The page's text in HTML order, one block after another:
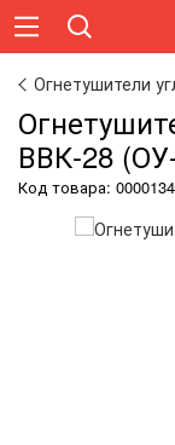
Огнетушители
ВВК-28
Код товара: